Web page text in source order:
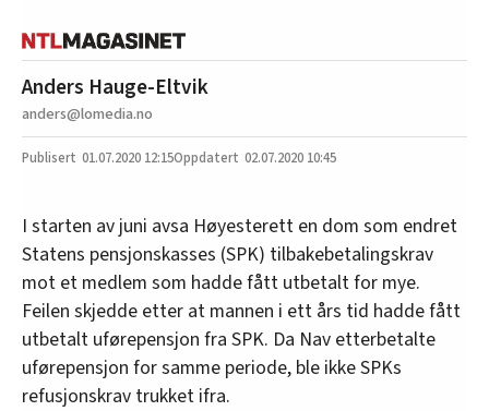
Anders Hauge-Eltvik
anders@lomedia.no
01.07.2020 12:15 02.07.2020 10:45
I starten av juni avsa Høyesterett en dom som endret
Statens pensjonskasses (SPK) tilbakebetalingskrav
mot et medlem som hadde fått utbetalt for mye.
Feilen skjedde etter at mannen i ett års tid hadde fått
utbetalt uførepensjon fra SPK. Da Nav etterbetalte
uførepensjon for samme periode, ble ikke SPKs
refusjonskrav trukket ifra.